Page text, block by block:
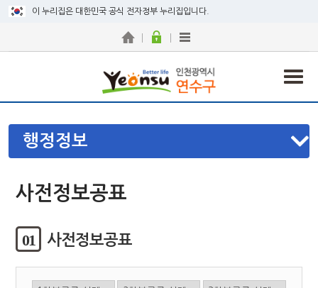
이 누리집은 대한민국 공식 전자정부 누리집입니다.
행정정보
사전정보공표
01 사전정보공표